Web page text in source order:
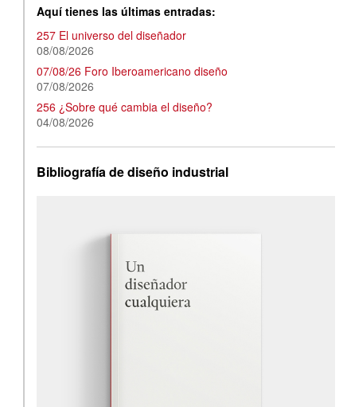
Aquí tienes las últimas entradas:
257 El universo del diseñador
08/08/2026
07/08/26 Foro Iberoamericano diseño
07/08/2026
256 ¿Sobre qué cambia el diseño?
04/08/2026
Bibliografía de diseño industrial